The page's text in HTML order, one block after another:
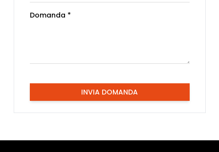
Domanda *
INVIA DOMANDA